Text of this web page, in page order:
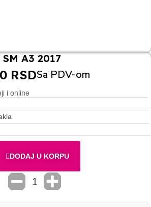
A3 2017
RSDSa PDV-om
i online
DODAJ U KORPU